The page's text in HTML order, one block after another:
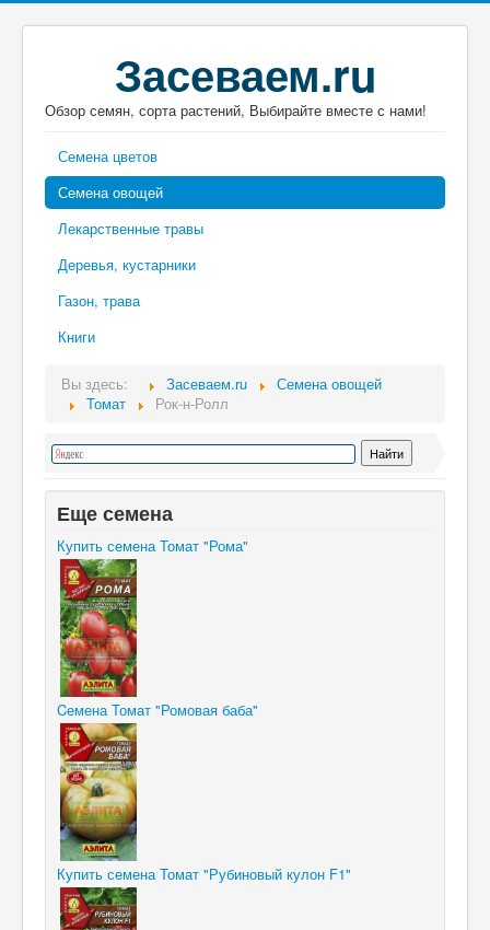
Засеваем.ru
Обзор семян, сорта растений, Выбирайте вместе с нами!
Семена цветов
Семена овощей
Лекарственные травы
Деревья, кустарники
Газон, трава
Книги
Вы здесь: Засеваем.ru
Семена овощей
Томат
Рок-н-Ролл
Еще семена
Купить семена Томат "Рома"
Cемена Томат "Ромовая баба"
Купить семена Томат "Рубиновый кулон F1"